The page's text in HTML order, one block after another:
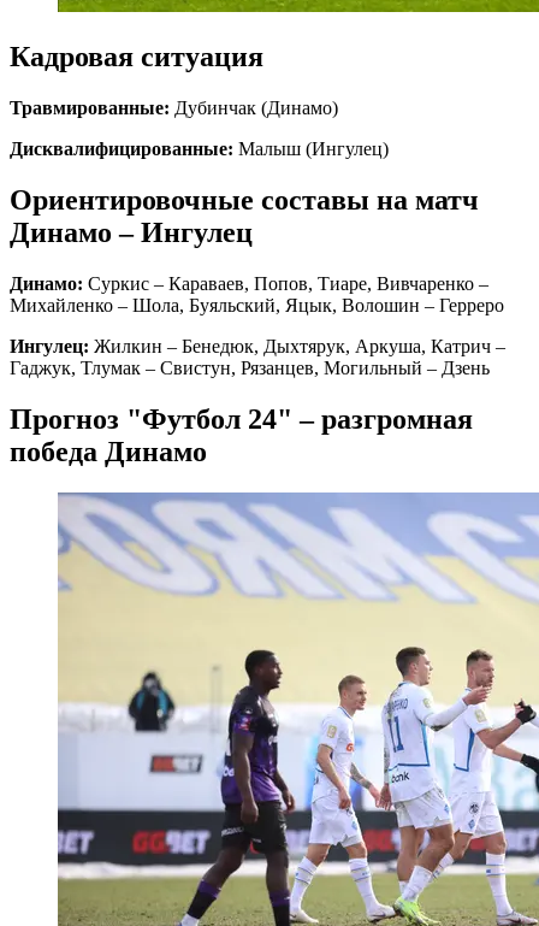
Кадровая ситуация
Травмированные: Дубинчак (Динамо)
Дисквалифицированные: Малыш (Ингулец)
Ориентировочные составы на матч
Динамо – Ингулец
Динамо: Суркис – Караваев, Попов, Тиаре, Вивчаренко –
Михайленко – Шола, Буяльский, Яцык, Волошин – Герреро
Ингулец: Жилкин – Бенедюк, Дыхтярук, Аркуша, Катрич –
Гаджук, Тлумак – Свистун, Рязанцев, Могильный – Дзень
Прогноз "Футбол 24" – разгромная
победа Динамо